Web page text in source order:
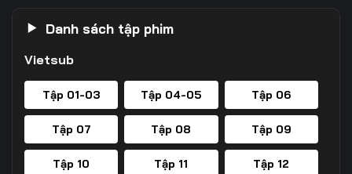
Danh sách tập phim
Vietsub
Tập 01-03 Tập 04-05 Tập 06
Tập 07 Tập 08 Tập 09
Tập 10 Tập 11 Tập 12